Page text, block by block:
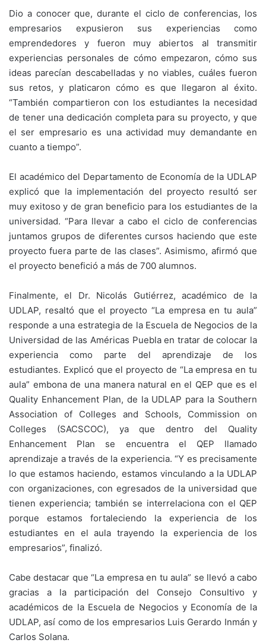
Dio a conocer que, durante el ciclo de conferencias, los
empresarios expusieron sus experiencias como
emprendedores y fueron muy abiertos al transmitir
experiencias personales de cómo empezaron, cómo sus
ideas parecían descabelladas y no viables, cuáles fueron
sus retos, y platicaron cómo es que llegaron al éxito.
“También compartieron con los estudiantes la necesidad
de tener una dedicación completa para su proyecto, y que
el ser empresario es una actividad muy demandante en
cuanto a tiempo”.
El académico del Departamento de Economía de la UDLAP
explicó que la implementación del proyecto resultó ser
muy exitoso y de gran beneficio para los estudiantes de la
universidad. “Para llevar a cabo el ciclo de conferencias
juntamos grupos de diferentes cursos haciendo que este
proyecto fuera parte de las clases”. Asimismo, afirmó que
el proyecto benefició a más de 700 alumnos.
Finalmente, el Dr. Nicolás Gutiérrez, académico de la
UDLAP, resaltó que el proyecto “La empresa en tu aula”
responde a una estrategia de la Escuela de Negocios de la
Universidad de las Américas Puebla en tratar de colocar la
experiencia como parte del aprendizaje de los
estudiantes. Explicó que el proyecto de “La empresa en tu
aula” embona de una manera natural en el QEP que es el
Quality Enhancement Plan, de la UDLAP para la Southern
Association of Colleges and Schools, Commission on
Colleges (SACSCOC), ya que dentro del Quality
Enhancement Plan se encuentra el QEP llamado
aprendizaje a través de la experiencia. “Y es precisamente
lo que estamos haciendo, estamos vinculando a la UDLAP
con organizaciones, con egresados de la universidad que
tienen experiencia; también se interrelaciona con el QEP
porque estamos fortaleciendo la experiencia de los
estudiantes en el aula trayendo la experiencia de los
empresarios”, finalizó.
Cabe destacar que “La empresa en tu aula” se llevó a cabo
gracias a la participación del Consejo Consultivo y
académicos de la Escuela de Negocios y Economía de la
UDLAP, así como de los empresarios Luis Gerardo Inmán y
Carlos Solana.